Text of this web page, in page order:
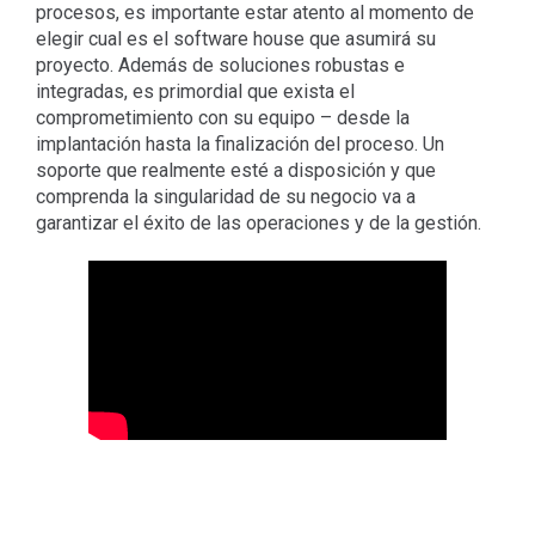
procesos, es importante estar atento al momento de
elegir cual es el software house que asumirá su
proyecto. Además de soluciones robustas e
integradas, es primordial que exista el
comprometimiento con su equipo – desde la
implantación hasta la finalización del proceso. Un
soporte que realmente esté a disposición y que
comprenda la singularidad de su negocio va a
garantizar el éxito de las operaciones y de la gestión.